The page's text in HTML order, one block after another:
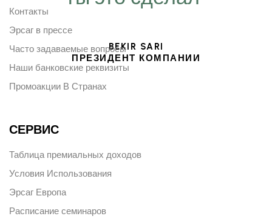
BEKIR SARI
ПРЕЗИДЕНТ КОМПАНИИ
Контакты
Эрсаг в прессе
Часто задаваемые вопросы
Наши банковские реквизиты
Промоакции В Странах
СЕРВИС
Таблица премиальных доходов
Условия Использования
Эрсаг Европа
Расписание семинаров